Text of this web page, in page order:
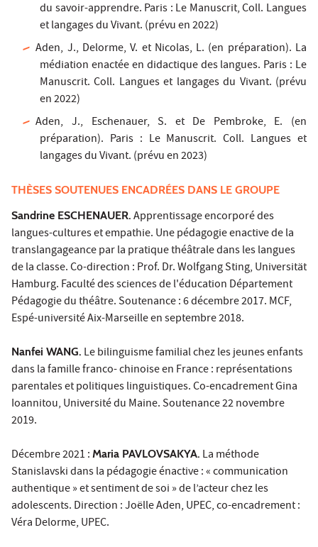
du savoir-apprendre. Paris : Le Manuscrit, Coll. Langues
et langages du Vivant. (prévu en 2022)
Aden, J., Delorme, V. et Nicolas, L. (en préparation). La
médiation enactée en didactique des langues. Paris : Le
Manuscrit. Coll. Langues et langages du Vivant. (prévu
en 2022)
Aden, J., Eschenauer, S. et De Pembroke, E. (en
préparation). Paris : Le Manuscrit. Coll. Langues et
langages du Vivant. (prévu en 2023)
THÈSES SOUTENUES ENCADRÉES DANS LE GROUPE
Sandrine ESCHENAUER. Apprentissage encorporé des
langues-cultures et empathie. Une pédagogie enactive de la
translangageance par la pratique théâtrale dans les langues
de la classe. Co-direction : Prof. Dr. Wolfgang Sting, Universität
Hamburg. Faculté des sciences de l'éducation Département
Pédagogie du théâtre. Soutenance : 6 décembre 2017. MCF,
Espé-université Aix-Marseille en septembre 2018.
Nanfei WANG. Le bilinguisme familial chez les jeunes enfants
dans la famille franco- chinoise en France : représentations
parentales et politiques linguistiques. Co-encadrement Gina
Ioannitou, Université du Maine. Soutenance 22 novembre
2019.
Décembre 2021 : Maria PAVLOVSAKYA. La méthode
Stanislavski dans la pédagogie énactive : « communication
authentique » et sentiment de soi » de l’acteur chez les
adolescents. Direction : Joëlle Aden, UPEC, co-encadrement :
Véra Delorme, UPEC.